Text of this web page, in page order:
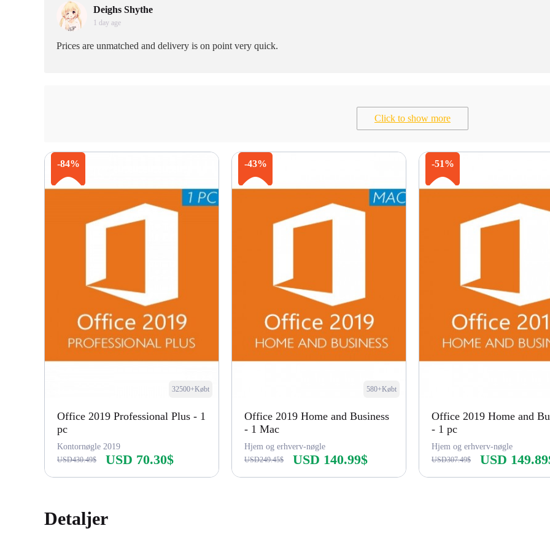
Deighs Shythe
1 day age
Prices are unmatched and delivery is on point very quick.
Click to show more
-84%
32500+Købt
Office 2019 Professional Plus - 1
pc
Kontornøgle 2019
USD430.49$ USD 70.30$
-43%
580+Købt
Office 2019 Home and Business
- 1 Mac
Hjem og erhverv-nøgle
USD249.45$ USD 140.99$
-51%
Office 2019 Home and
- 1 pc
Hjem og erhverv-nøgle
USD307.49$ USD
Detaljer